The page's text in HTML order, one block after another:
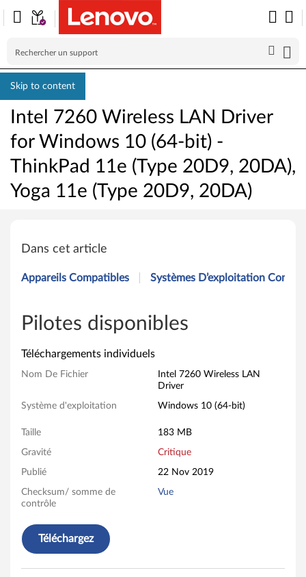
Skip to content
Intel 7260 Wireless LAN Driver
for Windows 10 (64-bit) -
ThinkPad 11e (Type 20D9, 20DA),
Yoga 11e (Type 20D9, 20DA)
n
7
2
6
0
W
e
Dans cet article
Appareils Compatibles Systèmes D’exploitation
Pilotes disponibles
Téléchargements individuels
Nom De Fichier
Intel 7260 Wireless LAN
Driver
Système d'exploitation Windows 10 (64-bit)
Taille 183 MB
Gravité Critique
Publié 22 Nov 2019
Checksum/ somme de
contrôle
Vue
Téléchargez